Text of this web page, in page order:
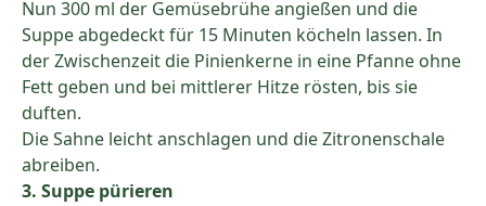
Nun 300 ml der Gemüsebrühe angießen und die
Suppe abgedeckt für 15 Minuten köcheln lassen. In
der Zwischenzeit die Pinienkerne in eine Pfanne ohne
Fett geben und bei mittlerer Hitze rösten, bis sie
duften.
Die Sahne leicht anschlagen und die Zitronenschale
abreiben.
3. Suppe pürieren